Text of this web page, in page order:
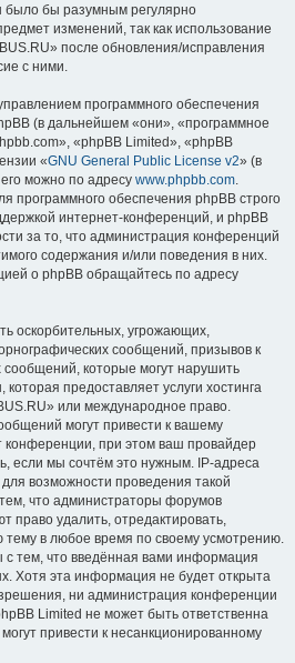
было бы разумным регулярно
изменений, так как использование
после обновления/исправления
с ними.
программного обеспечения
(в дальнейшем «они», «программное
«phpBB Limited», «phpBB
«GNU General Public License v2» (в
можно по адресу www.phpbb.com
программного обеспечения phpBB строго
интернет-конференций, и phpBB
за то, что администрация конференций
содержания и/или поведения в них.
о phpBB обращайтесь по адресу
оскорбительных, угрожающих,
сообщений, призывов к
которые могут нарушить
предоставляет услуги хостинга
или международное право.
могут привести к вашему
при этом ваш провайдер
если мы сочтём это нужным. IP-адреса
возможности проведения такой
что администраторы форумов
право удалить, отредактировать,
в любое время по своему усмотрению.
с тем, что введённая вами информация
Хотя эта информация не будет открыта
ни администрация конференции
Limited не может быть ответственна
привести к несанкционированному